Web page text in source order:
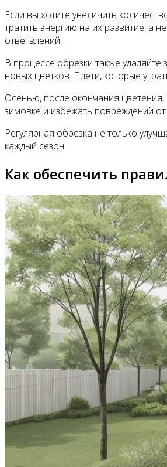
Если вы хотите увеличить
тратить энергию на их развитие, а
ответвлений.
В процессе обрезки также
новых цветков. Плети, которые
Осенью, после окончания
зимовке и избежать повреждений от
Регулярная обрезка не только
каждый сезон.
Как обеспечить